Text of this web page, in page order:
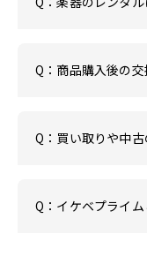
Q：商品購入後の
Q：買い取りや中
Q：イケベプライ